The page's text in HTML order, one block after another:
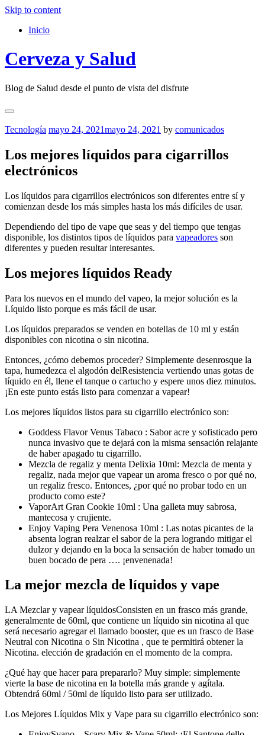
Skip to content
Inicio
Cerveza y Salud
Blog de Salud desde el punto de vista del disfrute
Tecnología mayo 24, 2021mayo 24, 2021 by comunicados
Los mejores líquidos para cigarrillos
electrónicos
Los líquidos para cigarrillos electrónicos son diferentes entre sí y
comienzan desde los más simples hasta los más difíciles de usar.
Dependiendo del tipo de vape que seas y del tiempo que tengas
disponible, los distintos tipos de líquidos para vapeadores son
diferentes y pueden resultar interesantes.
Los mejores líquidos Ready
Para los nuevos en el mundo del vapeo, la mejor solución es la
Líquido listo porque es más fácil de usar.
Los líquidos preparados se venden en botellas de 10 ml y están
disponibles con nicotina o sin nicotina.
Entonces, ¿cómo debemos proceder? Simplemente desenrosque la
tapa, humedezca el algodón delResistencia vertiendo unas gotas de
líquido en él, llene el tanque o cartucho y espere unos diez minutos.
¡En este punto estás listo para comenzar a vapear!
Los mejores líquidos listos para su cigarrillo electrónico son:
Goddess Flavor Venus Tabaco : Sabor acre y sofisticado pero
nunca invasivo que te dejará con la misma sensación relajante
de haber apagado tu cigarrillo.
Mezcla de regaliz y menta Delixia 10ml: Mezcla de menta y
regaliz, nada mejor que vapear un aroma fresco o por qué no,
un regaliz fresco. Entonces, ¿por qué no probar todo en un
producto como este?
VaporArt Gran Cookie 10ml : Una galleta muy sabrosa,
mantecosa y crujiente.
Enjoy Vaping Pera Venenosa 10ml : Las notas picantes de la
absenta logran realzar el sabor de la pera logrando mitigar el
dulzor y dejando en la boca la sensación de haber tomado un
buen bocado de pera …. ¡envenenada!
La mejor mezcla de líquidos y vape
LA Mezclar y vapear líquidosConsisten en un frasco más grande,
generalmente de 60ml, que contiene un líquido sin nicotina al que
será necesario agregar el llamado booster, que es un frasco de Base
Neutral con Nicotina o Sin Nicotina , que te permitirá obtener la
Nicotina. elección de gradación en el momento de la compra.
¿Qué hay que hacer para prepararlo? Muy simple: simplemente
vierte la base de nicotina en la botella más grande y agítala.
Obtendrá 60ml / 50ml de líquido listo para ser utilizado.
Los Mejores Líquidos Mix y Vape para su cigarrillo electrónico son: